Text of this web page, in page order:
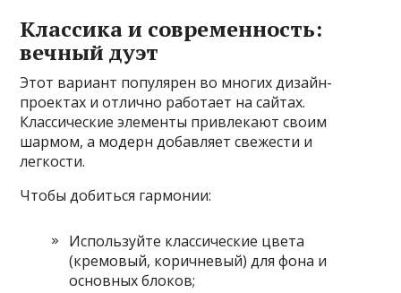
Классика и современность:
вечный дуэт
Этот вариант популярен во многих дизайн-
проектах и отлично работает на сайтах.
Классические элементы привлекают своим
шармом, а модерн добавляет свежести и
легкости.
Чтобы добиться гармонии:
Используйте классические цвета
(кремовый, коричневый) для фона и
основных блоков;